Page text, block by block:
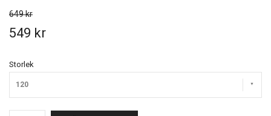
649 kr
549 kr
Storlek
120